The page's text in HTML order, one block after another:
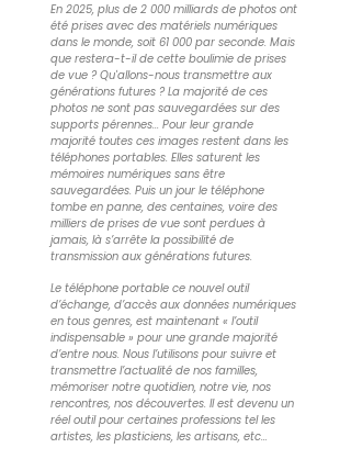
En 2025, plus de 2 000 milliards de photos ont
été prises avec des matériels numériques
dans le monde, soit 61 000 par seconde. Mais
que restera-t-il de cette boulimie de prises
de vue ? Qu'allons-nous transmettre aux
générations futures ? La majorité de ces
photos ne sont pas sauvegardées sur des
supports pérennes... Pour leur grande
majorité toutes ces images restent dans les
téléphones portables. Elles saturent les
mémoires numériques sans être
sauvegardées. Puis un jour le téléphone
tombe en panne, des centaines, voire des
milliers de prises de vue sont perdues à
jamais, là s’arrête la possibilité de
transmission aux générations futures.
Le téléphone portable ce nouvel outil
d’échange, d’accès aux données numériques
en tous genres, est maintenant « l’outil
indispensable » pour une grande majorité
d’entre nous. Nous l’utilisons pour suivre et
transmettre l’actualité de nos familles,
mémoriser notre quotidien, notre vie, nos
rencontres, nos découvertes. Il est devenu un
réel outil pour certaines professions tel les
artistes, les plasticiens, les artisans, etc…